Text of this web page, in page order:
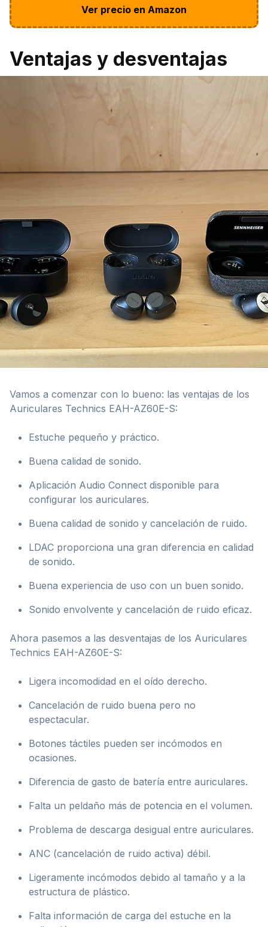
Ver precio en Amazon
Ventajas y desventajas
Vamos a comenzar con lo bueno: las ventajas de los
Auriculares Technics EAH-AZ60E-S:
Estuche pequeño y práctico.
Buena calidad de sonido.
Aplicación Audio Connect disponible para
configurar los auriculares.
Buena calidad de sonido y cancelación de ruido.
LDAC proporciona una gran diferencia en calidad
de sonido.
Buena experiencia de uso con un buen sonido.
Sonido envolvente y cancelación de ruido eficaz.
Ahora pasemos a las desventajas de los Auriculares
Technics EAH-AZ60E-S:
Ligera incomodidad en el oído derecho.
Cancelación de ruido buena pero no
espectacular.
Botones táctiles pueden ser incómodos en
ocasiones.
Diferencia de gasto de batería entre auriculares.
Falta un peldaño más de potencia en el volumen.
Problema de descarga desigual entre auriculares.
ANC (cancelación de ruido activa) débil.
Ligeramente incómodos debido al tamaño y a la
estructura de plástico.
Falta información de carga del estuche en la